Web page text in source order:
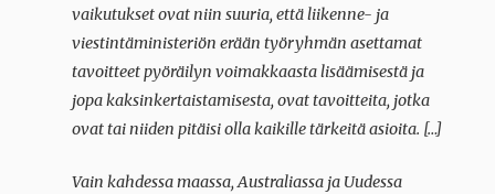
vaikutukset ovat niin suuria, että liikenne- ja
viestintäministeriön erään työryhmän asettamat
tavoitteet pyöräilyn voimakkaasta lisäämisestä ja
jopa kaksinkertaistamisesta, ovat tavoitteita, jotka
ovat tai niiden pitäisi olla kaikille tärkeitä asioita. […]
Vain kahdessa maassa, Australiassa ja Uudessa